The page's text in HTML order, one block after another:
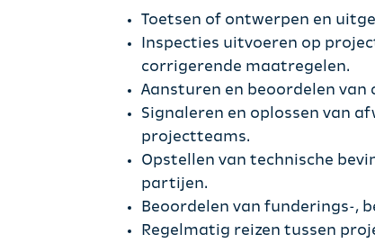
Toetsen of ontwerpen en
Inspecties uitvoeren op
corrigerende maatregelen.
Aansturen en beoordelen
Signaleren en oplossen van
projectteams.
Opstellen van technische
partijen.
Beoordelen van funderings-,
Regelmatig reizen tussen